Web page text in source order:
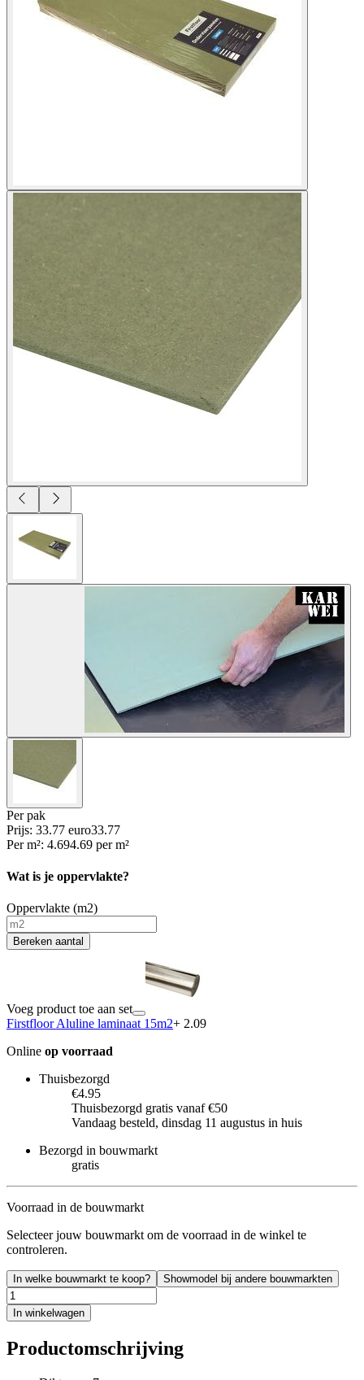
Per pak
Prijs: 33.77 euro33.77
Per m²: 4.694.69 per m²
Wat is je oppervlakte?
Oppervlakte (m2)
Bereken aantal
Voeg product toe aan set
Firstfloor Aluline laminaat 15m2+ 2.09
Online op voorraad
Thuisbezorgd
€4.95
Thuisbezorgd gratis vanaf €50
Vandaag besteld, dinsdag 11 augustus in huis
Bezorgd in bouwmarkt
gratis
Voorraad in de bouwmarkt
Selecteer jouw bouwmarkt om de voorraad in de winkel te
controleren.
In welke bouwmarkt te koop? Showmodel bij andere bouwmarkten
In winkelwagen
Productomschrijving